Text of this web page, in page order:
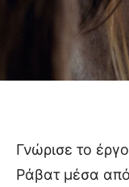
Γνώρισε το
Ράβατ μέσα από